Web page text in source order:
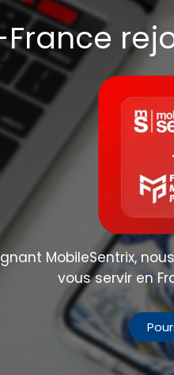
France
MobileSentrix,
vous servir en